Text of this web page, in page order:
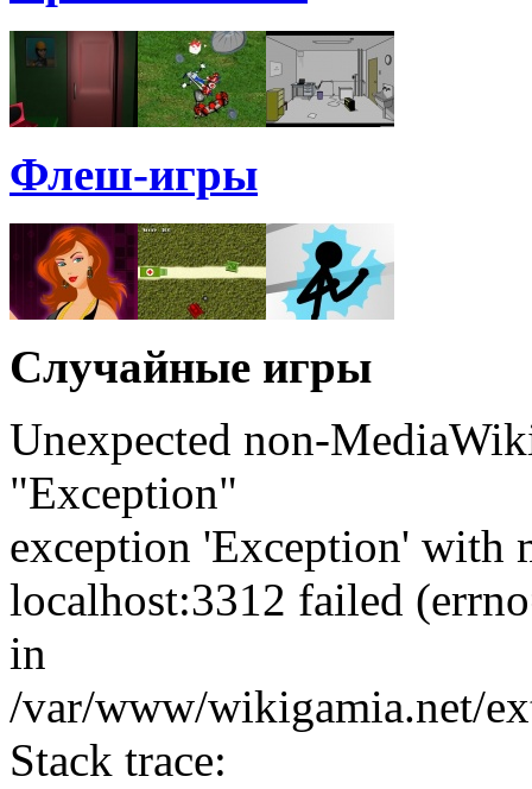
Флеш-игры
Случайные игры
Unexpected non-
"Exception"
exception 'Exception' with
localhost:3312 failed
in
/var/www/wikigamia.net/
Stack trace: